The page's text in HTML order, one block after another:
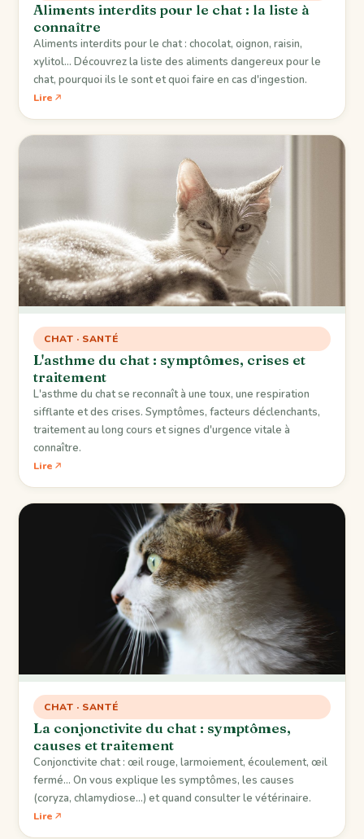
Aliments interdits pour le chat : la liste à
connaître
Aliments interdits pour le chat : chocolat, oignon, raisin,
xylitol… Découvrez la liste des aliments dangereux pour le
chat, pourquoi ils le sont et quoi faire en cas d'ingestion.
Lire
CHAT · SANTÉ
L'asthme du chat : symptômes, crises et
traitement
L'asthme du chat se reconnaît à une toux, une respiration
sifflante et des crises. Symptômes, facteurs déclenchants,
traitement au long cours et signes d'urgence vitale à
connaître.
Lire
CHAT · SANTÉ
La conjonctivite du chat : symptômes,
causes et traitement
Conjonctivite chat : œil rouge, larmoiement, écoulement, œil
fermé… On vous explique les symptômes, les causes
(coryza, chlamydiose…) et quand consulter le vétérinaire.
Lire